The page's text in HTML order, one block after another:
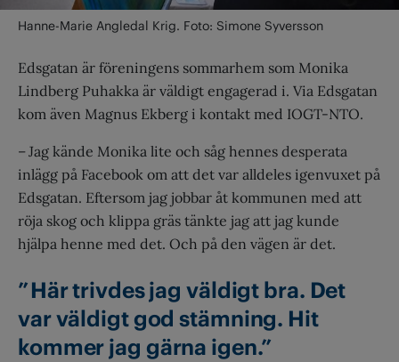
Hanne-Marie Angledal Krig. Foto: Simone Syversson
Edsgatan är föreningens sommarhem som Monika
Lindberg Puhakka är väldigt engagerad i. Via Edsgatan
kom även Magnus Ekberg i kontakt med IOGT-NTO.
– Jag kände Monika lite och såg hennes desperata
inlägg på Facebook om att det var alldeles igenvuxet på
Edsgatan. Eftersom jag jobbar åt kommunen med att
röja skog och klippa gräs tänkte jag att jag kunde
hjälpa henne med det. Och på den vägen är det.
” Här trivdes jag väldigt bra. Det
var väldigt god stämning. Hit
kommer jag gärna igen.”